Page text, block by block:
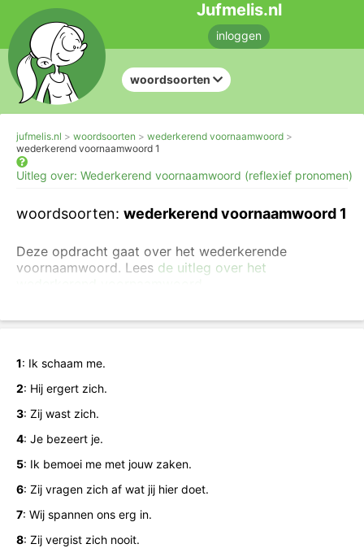
Jufmelis.nl
inloggen
woordsoorten
jufmelis.nl woordsoorten
wederkerend voornaamwoord
wederkerend voornaamwoord 1
Uitleg over: Wederkerend voornaamwoord (reflexief pronomen)
woordsoorten: wederkerend voornaamwoord 1
Deze opdracht gaat over het wederkerende
voornaamwoord. Lees de uitleg over het
1: Ik schaam me.
2: Hij ergert zich.
3: Zij wast zich.
4: Je bezeert je.
5: Ik bemoei me met jouw zaken.
6: Zij vragen zich af wat jij hier doet.
7: Wij spannen ons erg in.
8: Zij vergist zich nooit.